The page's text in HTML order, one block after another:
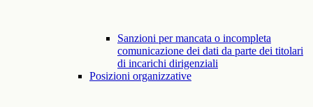
Sanzioni per mancata o incompleta
comunicazione dei dati da parte dei titolari
di incarichi dirigenziali
Posizioni organizzative